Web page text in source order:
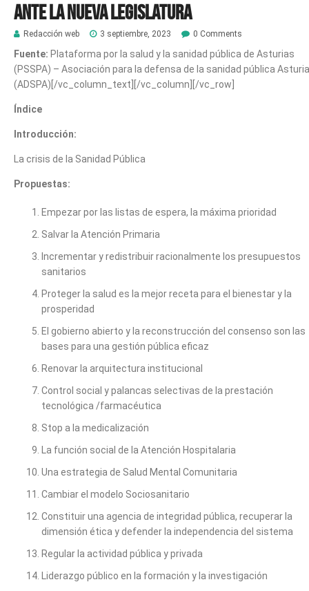
ante la nueva legislatura
Redacción web 3 septiembre, 2023 0 Comments
Fuente: Plataforma por la salud y la sanidad pública de Asturias
(PSSPA) – Asociación para la defensa de la sanidad pública
(ADSPA)[/vc_column_text][/vc_column][/vc_row]
Índice
Introducción:
La crisis de la Sanidad Pública
Propuestas:
Empezar por las listas de espera, la máxima prioridad
Salvar la Atención Primaria
Incrementar y redistribuir racionalmente los presupuestos
sanitarios
Proteger la salud es la mejor receta para el bienestar y la
prosperidad
El gobierno abierto y la reconstrucción del consenso son las
bases para una gestión pública eficaz
Renovar la arquitectura institucional
Control social y palancas selectivas de la prestación
tecnológica /farmacéutica
Stop a la medicalización
La función social de la Atención Hospitalaria
Una estrategia de Salud Mental Comunitaria
Cambiar el modelo Sociosanitario
Constituir una agencia de integridad pública, recuperar la
dimensión ética y defender la independencia del sistema
Regular la actividad pública y privada
Liderazgo público en la formación y la investigación